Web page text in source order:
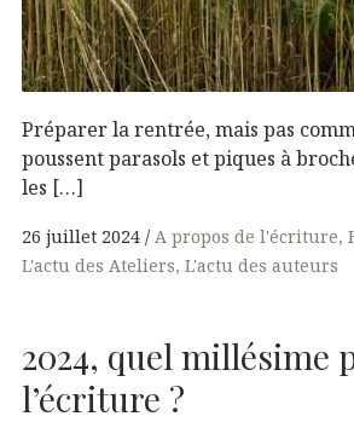
Préparer la rentrée, mais pas
poussent parasols et piques à
les […]
26 juillet 2024 A propos de l'écriture
L'actu des Ateliers L'actu des auteurs
2024, quel millésime
l’écriture ?